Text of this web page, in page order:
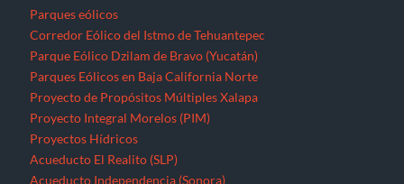
Hidroeléctrica Las Cruces (Nayarit)
Hidroeléctrica Paso de la Reina (Oaxaca)
Hidroeléctrica Paso de la Reina (Oaxaca)
Hidroeléctricas en la Sierra Norte de Puebla
Presa La Maroma (SLP) Presa Los Pilares (Sonora)
Presa Picachos (Sinaloa)
Presa y Acueducto del Zapotillo (Jalisco)
Proyecto Hidráulico Monterrey VI
Proyecto Hídrico el Naranjal (Veracruz)